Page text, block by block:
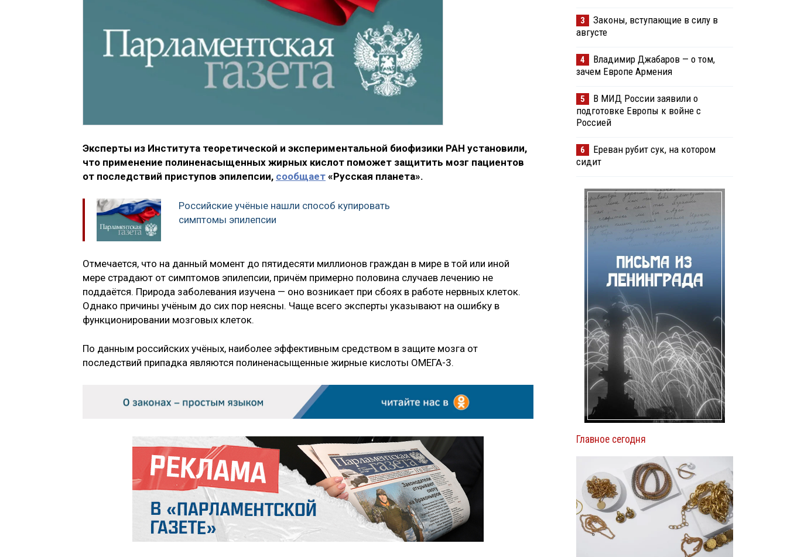
Эксперты из Института теоретической и экспериментальной биофизики РАН установили,
что применение полиненасыщенных жирных кислот поможет защитить мозг пациентов
от последствий приступов эпилепсии, сообщает «Русская планета».
Российские учёные нашли способ купировать
симптомы эпилепсии
Отмечается, что на данный момент до пятидесяти миллионов граждан в мире в той или иной
мере страдают от симптомов эпилепсии, причём примерно половина случаев лечению не
поддаётся. Природа заболевания изучена — оно возникает при сбоях в работе нервных клеток.
Однако причины учёным до сих пор неясны. Чаще всего эксперты указывают на ошибку в
функционировании мозговых клеток.
По данным российских учёных, наиболее эффективным средством в защите мозга от
последствий припадка являются полиненасыщенные жирные кислоты ОМЕГА-3.
3
Законы, вступающие в силу в
августе
4
Владимир Джабаров — о том,
зачем Европе Армения
5
В МИД России заявили о
подготовке Европы к войне с
Россией
6
Ереван рубит сук, на котором
сидит
Главное сегодня